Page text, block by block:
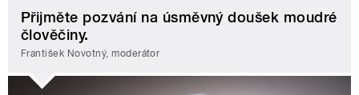
Přijměte pozvání na úsměvný doušek moudré
člověčiny.
František Novotný, moderátor